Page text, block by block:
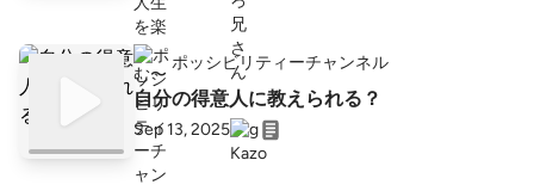
ポッシビリティーチャンネル
自分の得意人に教えられる？
Sep 13, 2025